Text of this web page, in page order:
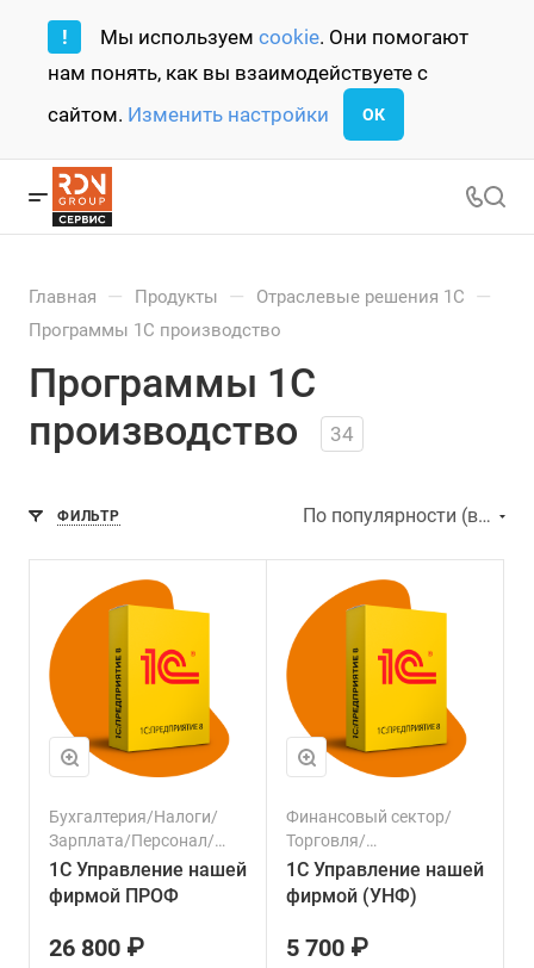
! Мы используем cookie. Они помогают
нам понять, как вы взаимодействуете с
сайтом. Изменить настройки ОК
Главная — Продукты — Отраслевые решения 1С —
Программы 1С производство
Программы 1С
производство
34
ФИЛЬТР По популярности (возрастание)
Бухгалтерия/Налоги/
Зарплата/Персонал/
Клиенты/Продажи/
Управленческий учет/
Финансовый сектор/
Торговля/Производство
1С Управление нашей
фирмой ПРОФ
26 800 ₽
Финансовый сектор/
Торговля/
Производство/
Бухгалтерия/Налоги/
Зарплата/Персонал/
Клиенты/Продажи/
Управленческий учет
1С Управление нашей
фирмой (УНФ)
5 700 ₽